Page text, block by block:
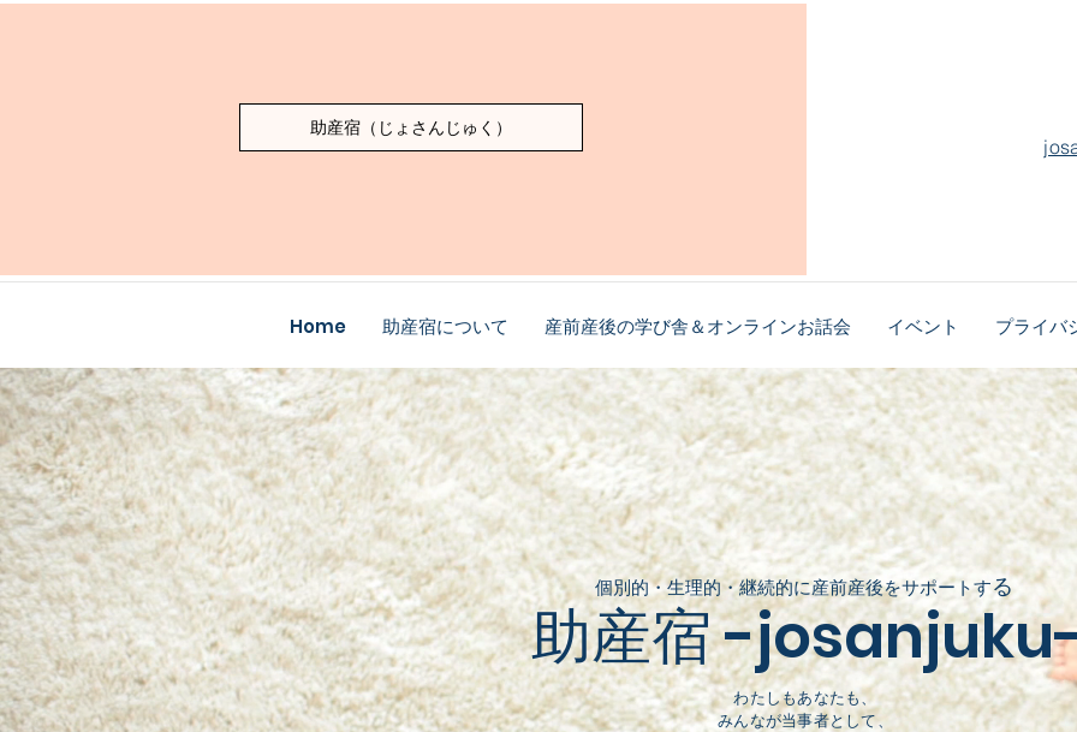
助産宿（じょさんじゅく）
Home 助産宿について 産前産後の学び舎＆オンラインお話会 イベント プライバ
個別的・生理的・継続的に産前産後をサポートする
助産宿 -
わたしもあなたも、
みんなが当事者として、